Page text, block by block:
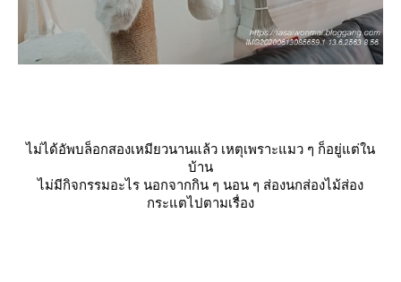
ไม่ได้อัพบล็อกสองเหมียวนานแล้ว เหตุเพราะแมว ๆ ก็อยู่แต่ใน
บ้าน
ไม่มีกิจกรรมอะไร นอกจากกิน ๆ นอน ๆ ส่องนกส่องไม้ส่อง
กระแตไปตามเรื่อง